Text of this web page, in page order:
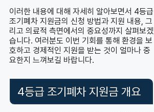
이러한 내용에 대해 자세히 알아보면서 4등급
조기폐차 지원금의 신청 방법과 지원 내용, 그
리고 의료적 측면에서의 중요성까지 살펴보겠
습니다. 여러분도 이번 기회를 통해 환경을 보
호하고 경제적인 지원을 받는 것이 얼마나 중
요한지 느껴보길 바랍니다.
4등급 조기폐차 지원금 개요